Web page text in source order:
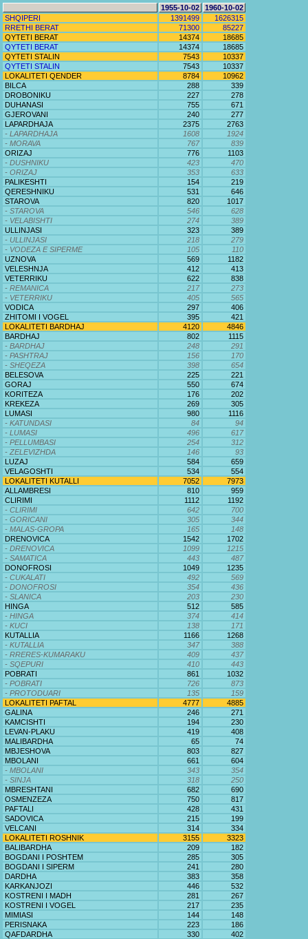
1955-10-02
1960-10-02
SHQIPERI
1391499
1626315
RRETHI BERAT
71300
85227
QYTETI BERAT
14374
18685
QYTETI BERAT
14374
18685
QYTETI STALIN
7543
10337
QYTETI STALIN
7543
10337
LOKALITETI QENDER
8784
10962
BILCA
288
339
DROBONIKU
227
278
DUHANASI
755
671
GJEROVANI
240
277
LAPARDHAJA
2375
2763
- LAPARDHAJA
1608
1924
- MORAVA
767
839
ORIZAJ
776
1103
- DUSHNIKU
423
470
- ORIZAJ
353
633
PALIKESHTI
154
219
QERESHNIKU
531
646
STAROVA
820
1017
- STAROVA
546
628
- VELABISHTI
274
389
ULLINJASI
323
389
- ULLINJASI
218
279
- VODEZA E SIPERME
105
110
UZNOVA
569
1182
VELESHNJA
412
413
VETERRIKU
622
838
- REMANICA
217
273
- VETERRIKU
405
565
VODICA
297
406
ZHITOMI I VOGEL
395
421
LOKALITETI BARDHAJ
4120
4846
BARDHAJ
802
1115
- BARDHAJ
248
291
- PASHTRAJ
156
170
- SHEQEZA
398
654
BELESOVA
225
221
GORAJ
550
674
KORITEZA
176
202
KREKEZA
269
305
LUMASI
980
1116
- KATUNDASI
84
94
- LUMASI
496
617
- PELLUMBASI
254
312
- ZELEVIZHDA
146
93
LUZAJ
584
659
VELAGOSHTI
534
554
LOKALITETI KUTALLI
7052
7973
ALLAMBRESI
810
959
CLIRIMI
1112
1192
- CLIRIMI
642
700
- GORICANI
305
344
- MALAS-GROPA
165
148
DRENOVICA
1542
1702
- DRENOVICA
1099
1215
- SAMATICA
443
487
DONOFROSI
1049
1235
- CUKALATI
492
569
- DONOFROSI
354
436
- SLANICA
203
230
HINGA
512
585
- HINGA
374
414
- KUCI
138
171
KUTALLIA
1166
1268
- KUTALLIA
347
388
- RRERES-KUMARAKU
409
437
- SQEPURI
410
443
POBRATI
861
1032
- POBRATI
726
873
- PROTODUARI
135
159
LOKALITETI PAFTAL
4777
4885
GALINA
246
271
KAMCISHTI
194
230
LEVAN-PLAKU
419
408
MALIBARDHA
65
74
MBJESHOVA
803
827
MBOLANI
661
604
- MBOLANI
343
354
- SINJA
318
250
MBRESHTANI
682
690
OSMENZEZA
750
817
PAFTALI
428
431
SADOVICA
215
199
VELCANI
314
334
LOKALITETI ROSHNIK
3155
3323
BALIBARDHA
209
182
BOGDANI I POSHTEM
285
305
BOGDANI I SIPERM
241
280
DARDHA
383
358
KARKANJOZI
446
532
KOSTRENI I MADH
281
267
KOSTRENI I VOGEL
217
235
MIMIASI
144
148
PERISNAKA
223
186
QAFDARDHA
330
402